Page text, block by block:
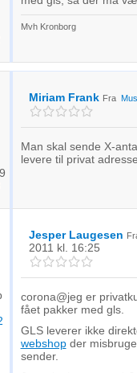
Mvh Kronborg
Miriam Frank Fra
Man skal sende X-
levere til privat
Jesper Laugesen
2011 kl. 16:25
corona@jeg er
fået pakker med gls.
GLS leverer ikke
webshopder
sender.